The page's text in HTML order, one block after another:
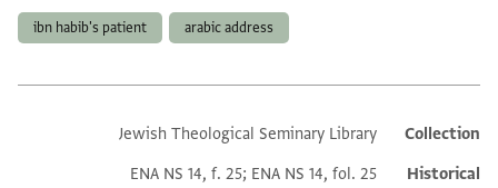
arabic address
ibn habib's patient
Additional metadata
Collection
Jewish Theological Seminary Library
Historical
ENA NS 14, f. 25; ENA NS 14, fol. 25